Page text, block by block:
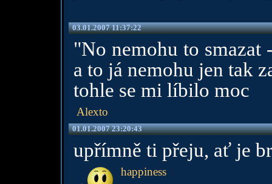
03.01.2007 11:37:22
"No nemohu to
a to já nemohu jen tak
tohle se mi líbilo moc
Alexto
01.01.2007 23:20:43
upřímně ti přeju, ať je
happiness